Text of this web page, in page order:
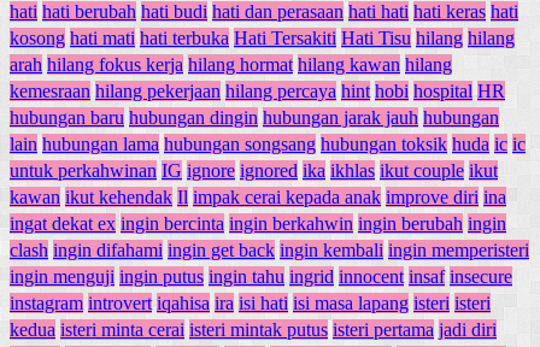
hati hati berubah hati budi hati dan perasaan hati hati hati keras hati
kosong hati mati hati terbuka Hati Tersakiti Hati Tisu hilang hilang
arah hilang fokus kerja hilang hormat hilang kawan hilang
kemesraan hilang pekerjaan hilang percaya hint hobi hospital HR
hubungan baru hubungan dingin hubungan jarak jauh hubungan
lain hubungan lama hubungan songsang hubungan toksik huda ic ic
untuk perkahwinan IG ignore ignored ika ikhlas ikut couple ikut
kawan ikut kehendak Il impak cerai kepada anak improve diri ina
ingat dekat ex ingin bercinta ingin berkahwin ingin berubah ingin
clash ingin difahami ingin get back ingin kembali ingin memperisteri
ingin menguji ingin putus ingin tahu ingrid innocent insaf insecure
instagram introvert iqahisa ira isi hati isi masa lapang isteri isteri
kedua isteri minta cerai isteri mintak putus isteri pertama jadi diri